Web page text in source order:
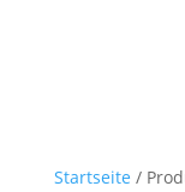
Startseite /